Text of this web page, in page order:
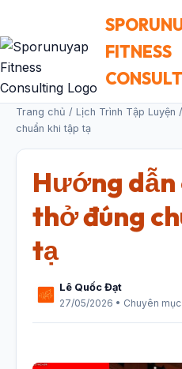
FITNESS
Trang chủ / Lịch Trình Tập Luyện
chuẩn khi tập tạ
Hướng dẫn
thở đúng
tạ
Lê Quốc Đạt
27/05/2026 • Chuyên